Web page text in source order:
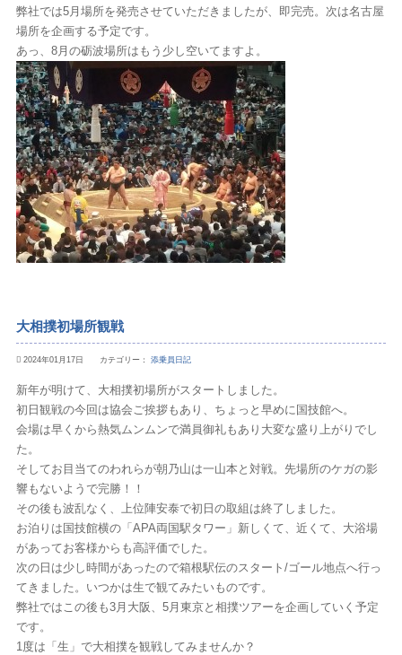
弊社では5月場所を発売させていただきましたが、即完売。次は名古屋
場所を企画する予定です。
あっ、8月の砺波場所はもう少し空いてますよ。
大相撲初場所観戦
2024年01月17日 カテゴリー： 添乗員日記
新年が明けて、大相撲初場所がスタートしました。
初日観戦の今回は協会ご挨拶もあり、ちょっと早めに国技館へ。
会場は早くから熱気ムンムンで満員御礼もあり大変な盛り上がりでし
た。
そしてお目当てのわれらが朝乃山は一山本と対戦。先場所のケガの影
響もないようで完勝！！
その後も波乱なく、上位陣安泰で初日の取組は終了しました。
お泊りは国技館横の「APA両国駅タワー」新しくて、近くて、大浴場
があってお客様からも高評価でした。
次の日は少し時間があったので箱根駅伝のスタート/ゴール地点へ行っ
てきました。いつかは生で観てみたいものです。
弊社ではこの後も3月大阪、5月東京と相撲ツアーを企画していく予定
です。
1度は「生」で大相撲を観戦してみませんか？